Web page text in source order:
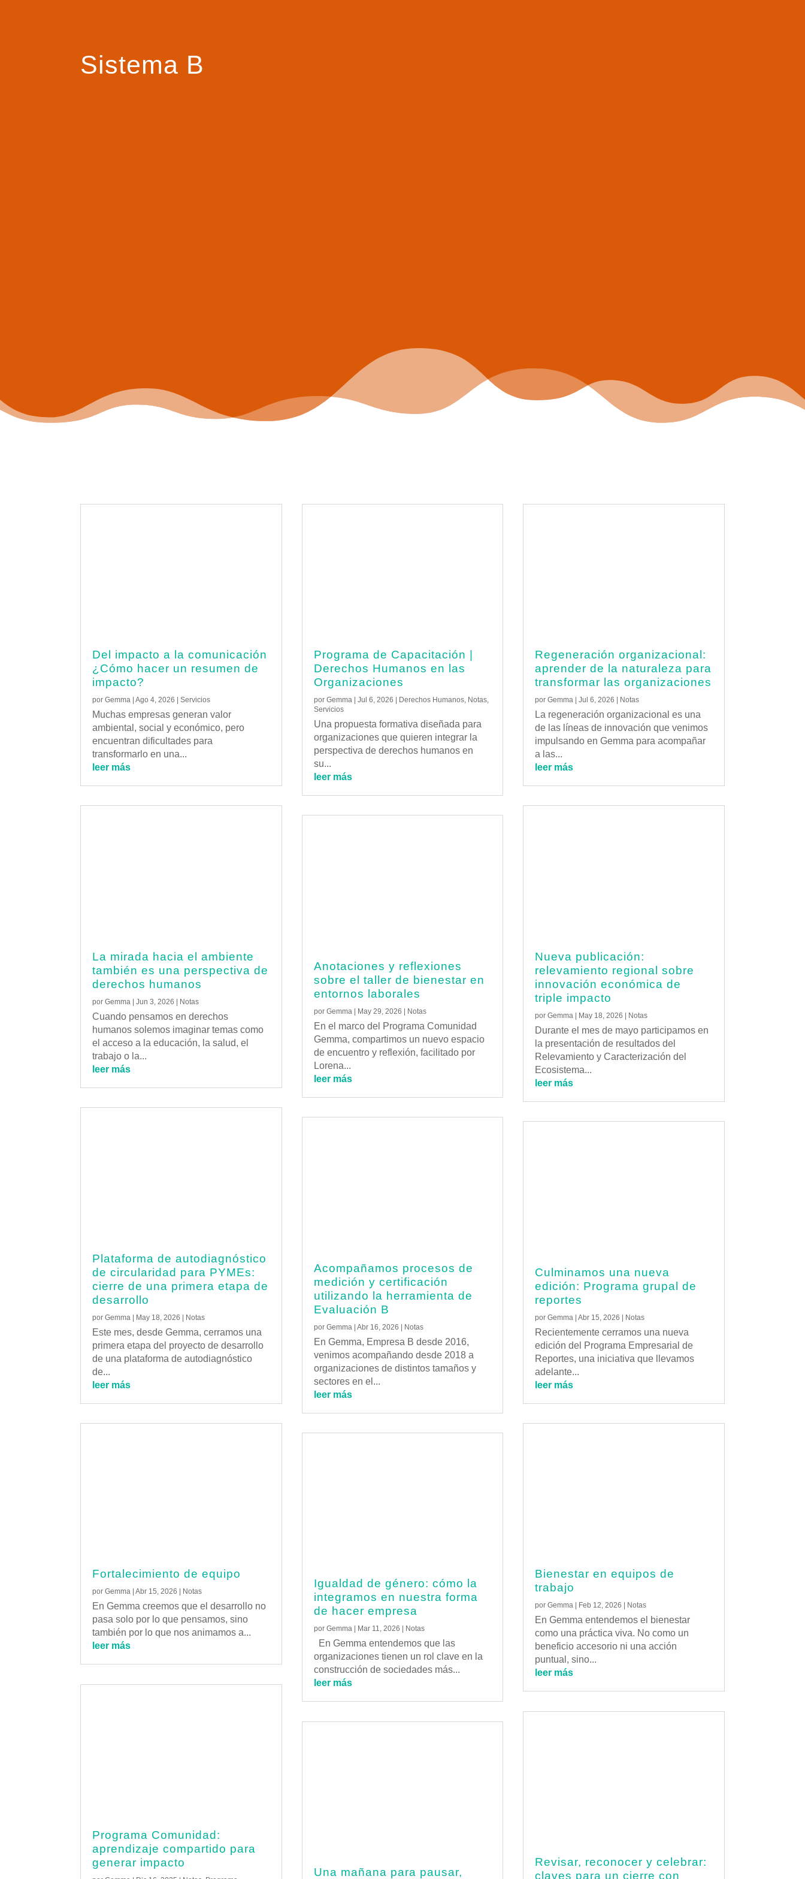
Sistema B
Del impacto a la comunicación
¿Cómo hacer un resumen de
impacto?
porGemma |Ago 4, 2026 |Servicios
Muchas empresas generan valor
ambiental, social y económico, pero
encuentran dificultades para
transformarlo en una...
leer más
La mirada hacia el ambiente
también es una perspectiva de
derechos humanos
porGemma |Jun 3, 2026 | Notas
Cuando pensamos en derechos
humanos solemos imaginar temas como
el acceso a la educación, la salud, el
trabajo o la...
leer más
Plataforma de autodiagnóstico
de circularidad para PYMEs:
cierre de una primera etapa de
desarrollo
porGemma | May 18, 2026 | Notas
Este mes, desde Gemma, cerramos una
primera etapa del proyecto de desarrollo
de una plataforma de autodiagnóstico
de...
leer más
Fortalecimiento de equipo
porGemma |Abr 15, 2026 Notas
En Gemma creemos que el desarrollo no
pasa solo por lo que pensamos, sino
también por lo que nos animamos a...
leer más
Programa Comunidad:
aprendizaje compartido para
generar impacto
Programa de Capacitación |
Derechos Humanos en las
Organizaciones
por Gemma| Jul 6, 2026 Derechos Humanos, Notas,
Servicios
Una propuesta formativa diseñada para
organizaciones que quieren integrar la
perspectiva de derechos humanos en
su...
leer más
Anotaciones y reflexiones
sobre el taller de bienestar en
entornos laborales
por Gemma| May 29, 2026 | Notas
En el marco del Programa Comunidad
Gemma, compartimos un nuevo espacio
de encuentro y reflexión, facilitado por
Lorena...
leer más
Acompañamos procesos de
medición y certificación
utilizando la herramienta de
Evaluación B
por Gemma | Abr 16, 2026 | Notas
En Gemma, Empresa B desde 2016,
venimos acompañando desde 2018 a
organizaciones de distintos tamaños y
sectores en el...
leer más
Igualdad de género: cómo la
integramos en nuestra forma
de hacer empresa
por Gemma| Mar 11, 2026 Notas
En Gemma entendemos que las
organizaciones tienen un rol clave en la
construcción de sociedades más...
leer más
Una mañana para pausar,
Regeneración organizacional:
aprender de la naturaleza para
transformar las organizaciones
por Gemma| Jul 6, 2026 Notas
La regeneración organizacional es una
de las líneas de innovación que venimos
impulsando en Gemma para acompañar
a las...
leer más
Nueva publicación:
relevamiento regional sobre
innovación económica de
triple impacto
por Gemma| May 18, 2026 | Notas
Durante el mes de mayo participamos en
la presentación de resultados del
Relevamiento y Caracterización del
Ecosistema...
leer más
Culminamos una nueva
edición: Programa grupal de
reportes
por Gemma | Abr 15, 2026 | Notas
Recientemente cerramos una nueva
edición del Programa Empresarial de
Reportes, una iniciativa que llevamos
adelante...
leer más
Bienestar en equipos de
trabajo
por Gemma| Feb 12, 2026 Notas
En Gemma entendemos el bienestar
como una práctica viva. No como un
beneficio accesorio ni una acción
puntual, sino...
leer más
Revisar, reconocer y celebrar:
claves para un cierre con